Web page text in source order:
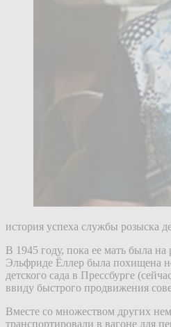
история успеха службы розыска
В 1945 году, пока ее мать была на
Эльфриде Ёллер была похищена
детского сада в Прессбурге
ввиду быстрого продвижения
Вместе со множеством других
транспортировали в вагоне для